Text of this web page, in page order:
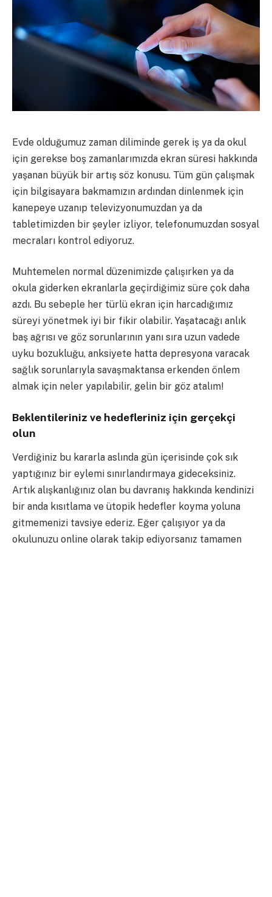
Evde olduğumuz zaman diliminde gerek iş ya da okul
için gerekse boş zamanlarımızda ekran süresi hakkında
yaşanan büyük bir artış söz konusu. Tüm gün çalışmak
için bilgisayara bakmamızın ardından dinlenmek için
kanepeye uzanıp televizyonumuzdan ya da
tabletimizden bir şeyler izliyor, telefonumuzdan sosyal
mecraları kontrol ediyoruz.
Muhtemelen normal düzenimizde çalışırken ya da
okula giderken ekranlarla geçirdiğimiz süre çok daha
azdı. Bu sebeple her türlü ekran için harcadığımız
süreyi yönetmek iyi bir fikir olabilir. Yaşatacağı anlık
baş ağrısı ve göz sorunlarının yanı sıra uzun vadede
uyku bozukluğu, anksiyete hatta depresyona varacak
sağlık sorunlarıyla savaşmaktansa erkenden önlem
almak için neler yapılabilir, gelin bir göz atalım!
Beklentileriniz ve hedefleriniz için gerçekçi
olun
Verdiğiniz bu kararla aslında gün içerisinde çok sık
yaptığınız bir eylemi sınırlandırmaya gideceksiniz.
Artık alışkanlığınız olan bu davranış hakkında kendinizi
bir anda kısıtlama ve ütopik hedefler koyma yoluna
gitmemenizi tavsiye ederiz. Eğer çalışıyor ya da
okulunuzu online olarak takip ediyorsanız tamamen